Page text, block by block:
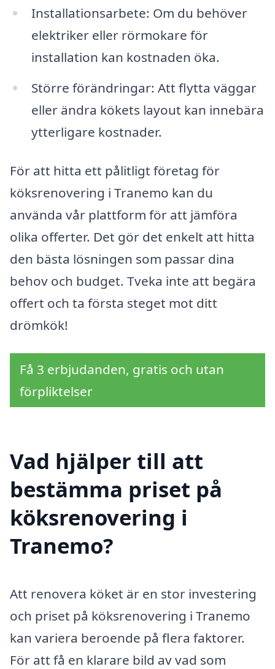
Installationsarbete: Om du behöver
elektriker eller rörmokare för
installation kan kostnaden öka.
Större förändringar: Att flytta väggar
eller ändra kökets layout kan innebära
ytterligare kostnader.
För att hitta ett pålitligt företag för
köksrenovering i Tranemo kan du
använda vår plattform för att jämföra
olika offerter. Det gör det enkelt att hitta
den bästa lösningen som passar dina
behov och budget. Tveka inte att begära
offert och ta första steget mot ditt
drömkök!
Få 3 erbjudanden, gratis och utan
förpliktelser
Vad hjälper till att
bestämma priset på
köksrenovering i
Tranemo?
Att renovera köket är en stor investering
och priset på köksrenovering i Tranemo
kan variera beroende på flera faktorer.
För att få en klarare bild av vad som